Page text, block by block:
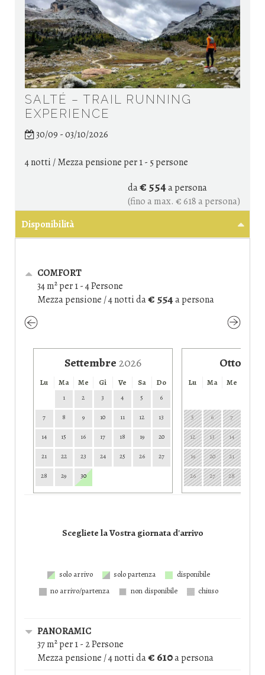
SALTÉ – TRAIL RUNNING
EXPERIENCE
30/09 - 03/10/2026
4 notti / Mezza pensione per 1 - 5 persone
da€ 554a persona
(fino a max. € 618 a persona)
Disponibilità
COMFORT
34 m² per 1 - 4 Persone
Mezza pensione / 4 nottida€ 554a persona
Settembre2026
Lu Ma Me Gi Ve Sa Do
1 2 3 4 5 6
7 8 9 10 11 12 13
14 15 16 17 18 19 20
21 22 23 24 25 26 27
28 29 30
Ottobre
Lu Ma Me
5 6 7
12 13 14
19 20 21
26 27 28
Scegliete la Vostra giornata d'arrivo
solo arrivo solo partenza
disponibile
no arrivo/partenza
non disponibile chiuso
PANORAMIC
37 m² per 1 - 2 Persone
Mezza pensione / 4 nottida€ 610a persona